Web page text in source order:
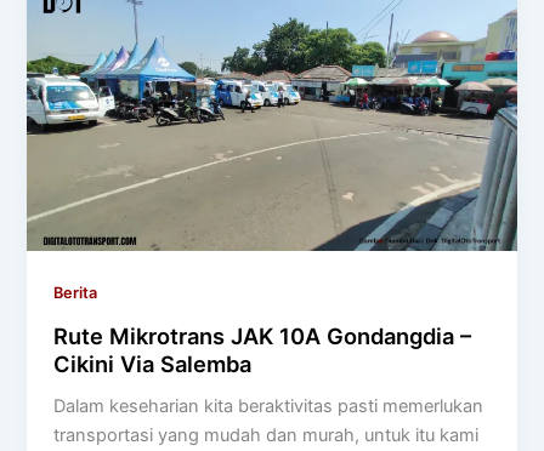
Berita
Rute Mikrotrans JAK 10A Gondangdia –
Cikini Via Salemba
Dalam keseharian kita beraktivitas pasti memerlukan
transportasi yang mudah dan murah, untuk itu kami